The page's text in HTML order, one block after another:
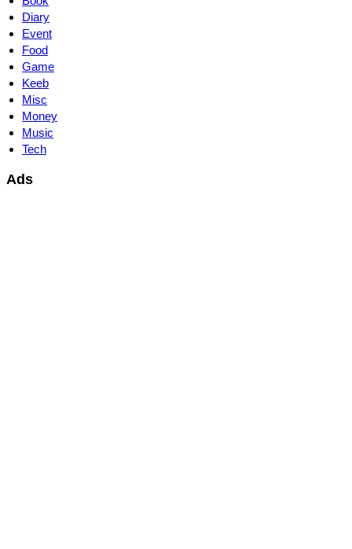
Diary
Event
Food
Game
Keeb
Misc
Money
Music
Tech
Ads